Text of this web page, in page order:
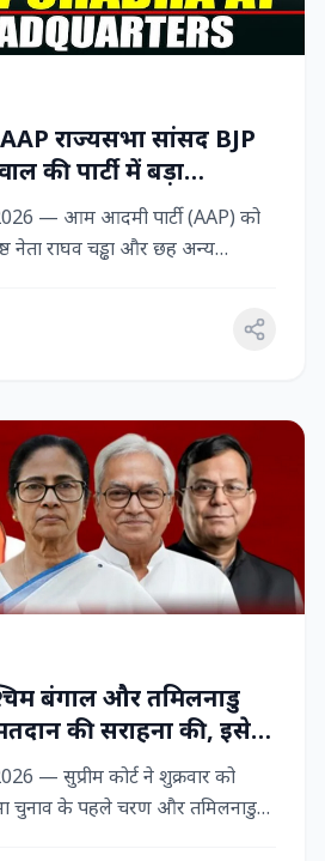
राज्‍यसभा सांसद BJP
की पार्टी में बड़ा
— आम आदमी पार्टी (AAP) को
नेता राघव चड्ढा और छह अन्य
बंगाल और तमिलनाडु
की सराहना की, इसे
प्रदर्शन बताया
— सुप्रीम कोर्ट ने शुक्रवार को
चुनाव के पहले चरण और तमिलनाडु